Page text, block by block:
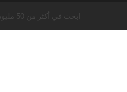
ابحث في أكثر من 50 مليون معلومة قانونية